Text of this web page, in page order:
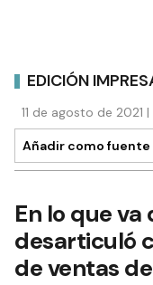
EDICIÓN
11 de agosto de
Añadir como fuente
En lo que va
desarticuló
de ventas